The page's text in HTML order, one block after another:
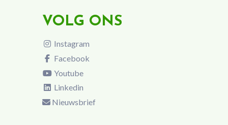
VOLG ONS
Instagram
Facebook
Youtube
Linkedin
Nieuwsbrief